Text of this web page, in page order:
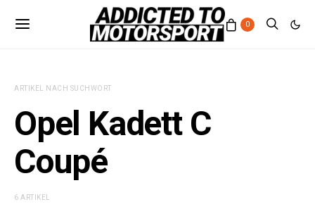
0
ARTIKEL NACH SUCHWORT
Opel Kadett C
Coupé
6 ARTIKEL